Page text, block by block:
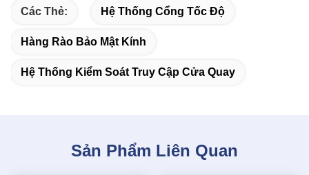
Các Thẻ: Hệ Thống Cổng Tốc Độ
Hàng Rào Bảo Mật Kính
Hệ Thống Kiểm Soát Truy Cập Cửa Quay
Sản Phẩm Liên Quan